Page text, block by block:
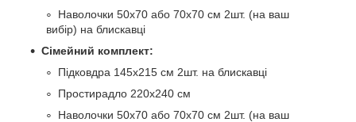
Наволочки 50х70 або 70х70 см 2шт. (на ваш
вибір) на блискавці
Сімейний комплект:
Підковдра 145х215 см 2шт. на блискавці
Простирадло 220х240 см
Наволочки 50х70 або 70х70 см 2шт. (на ваш